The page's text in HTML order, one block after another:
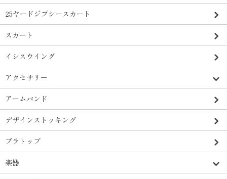
25ヤードジプシースカート
スカート
イシスウイング
アクセサリー
アームバンド
デザインストッキング
ブラトップ
楽器